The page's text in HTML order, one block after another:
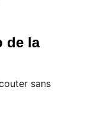
de la
sans